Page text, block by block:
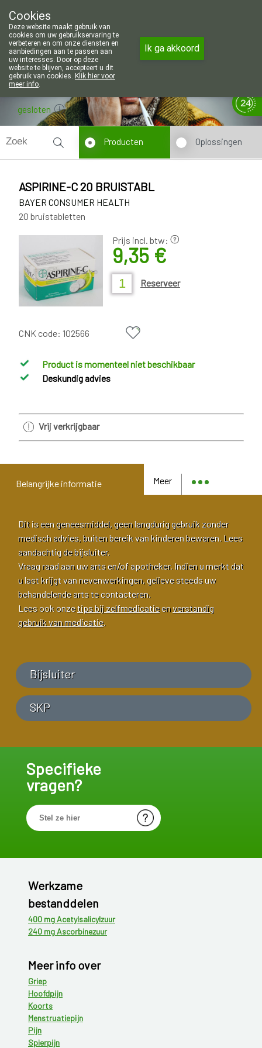
011/606002
gesloten
Producten Oplossingen
ASPIRINE-C 20 BRUISTABL
BAYER CONSUMER HEALTH
20 bruistabletten
Prijs incl. btw:
9,35 €
Reserveer
CNK code: 102566
Product is momenteel niet beschikbaar
Deskundig advies
Vrij verkrijgbaar
Meer
Belangrijke informatie
Dit is een geneesmiddel, geen langdurig gebruik zonder
medisch advies, buiten bereik van kinderen bewaren. Lees
aandachtig de bijsluiter.
Vraag raad aan uw arts en/of apotheker. Indien u merkt dat
u last krijgt van nevenwerkingen, gelieve steeds uw
behandelende arts te contacteren.
Lees ook onzetips bij zelfmedicatieenverstandig
gebruik van medicatie.
Bijsluiter
SKP
Specifieke
vragen?
Werkzame
bestanddelen
400 mg Acetylsalicylzuur
240 mg Ascorbinezuur
Meer info over
Griep
Hoofdpijn
Koorts
Menstruatiepijn
Pijn
Spierpijn
Cookies
Deze website maakt gebruik van
cookies om uw gebruikservaring te
verbeteren en om onze diensten en
aanbiedingen aan te passen aan
uw interesses. Door op deze
website te blijven, accepteert u dit
gebruik van cookies. Klik hier voor
meer info.
Ik ga akkoord